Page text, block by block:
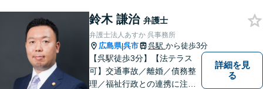
くなるような事務所作りを心
がけています。一人で悩ま
ず、お気軽にご相談下さい。
鈴木 謙治 弁護士
弁護士法人あすか 呉事務所
広島県|呉市 呉駅 から徒歩3分
【呉駅徒歩3分】【法テラス
可】交通事故／離婚／債務整
理／福祉行政との連携に注力
詳細を見
る